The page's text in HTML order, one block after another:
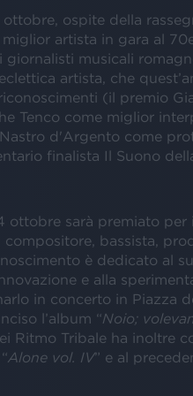
ospite della
miglior artista in gara al
giornalisti musicali
artista, che
(il premio
Tenco come miglior
d'Argento come
finalista Il Suono
ottobre sarà premiato
, compositore, bassista,
è dedicato al
e alla
in concerto in Piazza
l’album “Noio;
Ritmo Tribale ha inoltre
“Alone vol. IV” e al